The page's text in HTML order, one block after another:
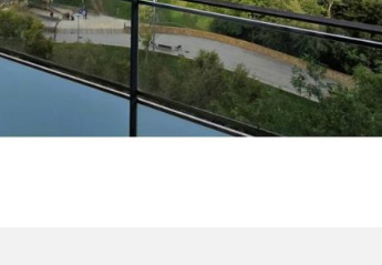
Permiten realizar el seguimiento y análisis del
sitio web. La información recogida mediante este
medición de la actividad de la web para la
los usuarios con el fin de introducir mejoras en
que hacen los usuarios del servicio. Permiten
del usuario para mejorar la calidad de nuestros
experiencia a través de productos recomendados.